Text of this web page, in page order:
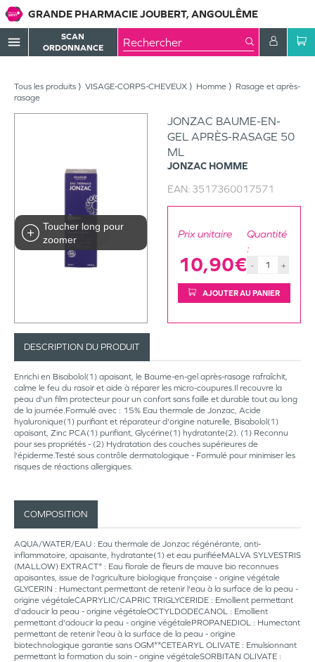
GRANDE PHARMACIE JOUBERT, ANGOULÊME
menu
SCAN
ORDONNANCE
Tous les produits VISAGE-CORPS-CHEVEUX Homme
Rasage et après-
rasage
Toucher long pour
zoomer
JONZAC BAUME-EN-
GEL APRÈS-RASAGE 50
ML
JONZAC HOMME
EAN: 3517360017571
Prix unitaire
10,90€
Quantité
:
- +
AJOUTER AU PANIER
DESCRIPTION DU PRODUIT
Enrichi en Bisabolol(1) apaisant, le Baume-en-gel après-rasage rafraîchit,
calme le feu du rasoir et aide à réparer les micro-coupures.Il recouvre la
peau d'un film protecteur pour un confort sans faille et durable tout au long
de la journée.Formulé avec : 15% Eau thermale de Jonzac, Acide
hyaluronique(1) purifiant et réparateur d'origine naturelle, Bisabolol(1)
apaisant, Zinc PCA(1) purifiant, Glycérine(1) hydratante(2). (1) Reconnu
pour ses propriétés - (2) Hydratation des couches supérieures de
l'épiderme.Testé sous contrôle dermatologique - Formulé pour minimiser les
risques de réactions allergiques.
COMPOSITION
AQUA/WATER/EAU : Eau thermale de Jonzac régénérante, anti-
inflammatoire, apaisante, hydratante(1) et eau purifiéeMALVA SYLVESTRIS
(MALLOW) EXTRACT* : Eau florale de fleurs de mauve bio reconnues
apaisantes, issue de l'agriculture biologique française - origine végétale
GLYCERIN : Humectant permettant de retenir l'eau à la surface de la peau -
origine végétaleCAPRYLIC/CAPRIC TRIGLYCERIDE : Emollient permettant
d'adoucir la peau - origine végétaleOCTYLDODECANOL : Emollient
permettant d'adoucir la peau - origine végétalePROPANEDIOL : Humectant
permettant de retenir l'eau à la surface de la peau - origine
biotechnologique garantie sans OGM**CETEARYL OLIVATE : Emulsionnant
permettant la formation du soin - origine végétaleSORBITAN OLIVATE :